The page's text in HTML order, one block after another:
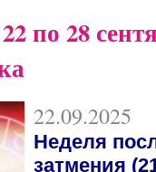
по 28
22.09.2025
Неделя
затмения